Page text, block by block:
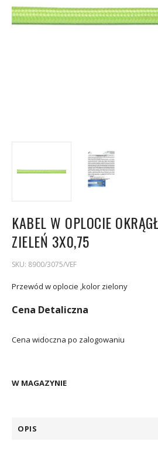
KABEL W OPLOCIE
ZIELEŃ 3X0,75
SKU: 8900/3075/VEF
Przewód w oplocie ,kolor zielony
Cena Detaliczna
Cena widoczna po zalogowaniu
W MAGAZYNIE
OPIS